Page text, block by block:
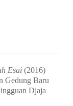
Esai(2016)
Gedung Baru
Djaja